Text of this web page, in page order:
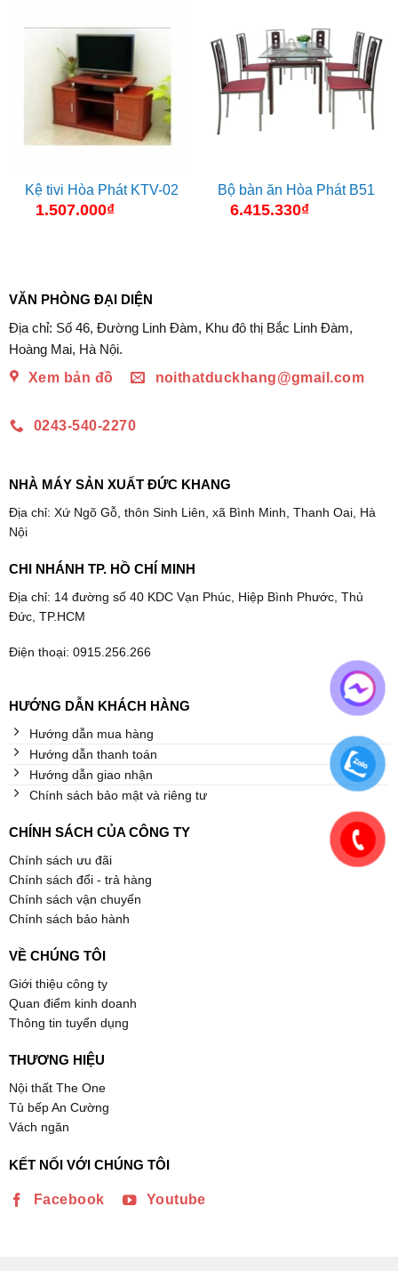
Kệ tivi Hòa Phát KTV-02
1.507.000₫
Bộ bàn ăn Hòa Phát B51
6.415.330₫
VĂN PHÒNG ĐẠI DIỆN
Địa chỉ: Số 46, Đường Linh Đàm, Khu đô thị Bắc Linh Đàm,
Hoàng Mai, Hà Nội.
Xem bản đồ
noithatduckhang@gmail.com
0243-540-2270
NHÀ MÁY SẢN XUẤT ĐỨC KHANG
Địa chỉ: Xứ Ngõ Gỗ, thôn Sinh Liên, xã Bình Minh, Thanh Oai, Hà
Nội
CHI NHÁNH TP. HỒ CHÍ MINH
Địa chỉ: 14 đường số 40 KDC Vạn Phúc, Hiệp Bình Phước, Thủ
Đức, TP.HCM
Điện thoại: 0915.256.266
HƯỚNG DẪN KHÁCH HÀNG
Hướng dẫn mua hàng
Hướng dẫn thanh toán
Hướng dẫn giao nhận
Chính sách bảo mật và riêng tư
CHÍNH SÁCH CỦA CÔNG TY
Chính sách ưu đãi
Chính sách đổi - trả hàng
Chính sách vận chuyển
Chính sách bảo hành
VỀ CHÚNG TÔI
Giới thiệu công ty
Quan điểm kinh doanh
Thông tin tuyển dụng
THƯƠNG HIỆU
Nội thất The One
Tủ bếp An Cường
Vách ngăn
KẾT NỐI VỚI CHÚNG TÔI
Facebook Youtube